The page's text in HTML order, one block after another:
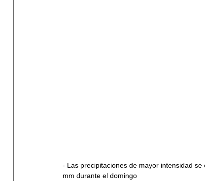
- Las precipitaciones de mayor intensidad
mm durante el domingo